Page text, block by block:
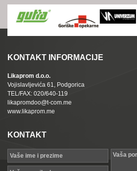
KONTAKT INFORMACIJE
Likaprom d.o.o.
Vojislavljevića 61, Podgorica
TEL/FAX: 020/640-119
likapromdoo@t-com.me
www.likaprom.me
KONTAKT